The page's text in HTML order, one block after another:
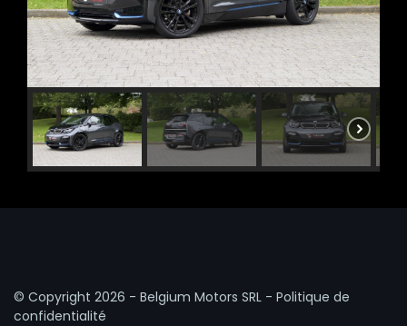
© Copyright 2026 - Belgium Motors SRL - Politique de
confidentialité